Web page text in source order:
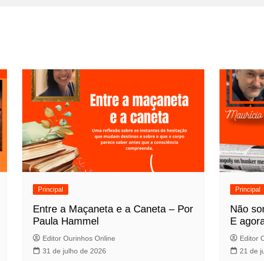
Principal
Entre a Maçaneta e a Caneta – Por
Paula Hammel
Editor Ourinhos Online
31 de julho de 2026
Principal
Não
E
Editor
21 de